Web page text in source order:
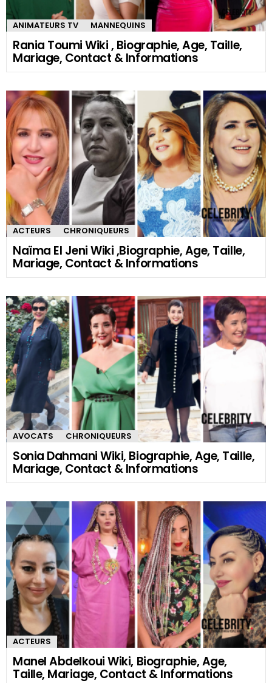
ANIMATEURS TV MANNEQUINS
Rania Toumi Wiki , Biographie, Age, Taille,
Mariage, Contact & Informations
ACTEURS CHRONIQUEURS
Naïma El Jeni Wiki ,Biographie, Age, Taille,
Mariage, Contact & Informations
AVOCATS CHRONIQUEURS
Sonia Dahmani Wiki, Biographie, Age, Taille,
Mariage, Contact & Informations
ACTEURS
Manel Abdelkoui Wiki, Biographie, Age,
Taille, Mariage, Contact & Informations